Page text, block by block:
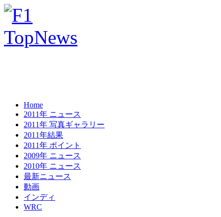
Home
2011年 ニュース
2011年 写真ギャラリー
2011年結果
2011年 ポイント
2009年 ニュース
2010年 ニュース
最新ニュース
動画
インディ
WRC